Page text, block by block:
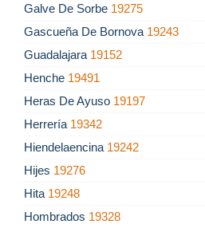
Galve De Sorbe 19275
Gascueña De Bornova 19243
Guadalajara 19152
Henche 19491
Heras De Ayuso 19197
Herrería 19342
Hiendelaencina 19242
Hijes 19276
Hita 19248
Hombrados 19328